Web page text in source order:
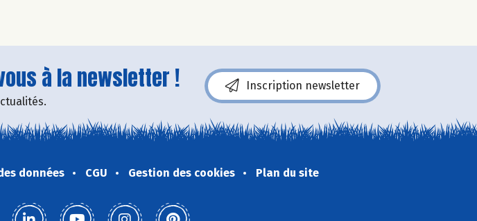
à la newsletter ! Inscription newsletter
données CGU Gestion des cookies Plan du site